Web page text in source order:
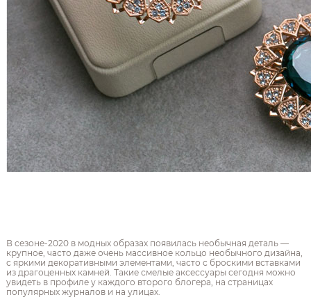
В сезоне-2020 в модных образах появилась необычная деталь —
крупное, часто даже очень массивное кольцо необычного дизайна,
с яркими декоративными элементами, часто с броскими вставками
из драгоценных камней. Такие смелые аксессуары сегодня можно
увидеть в профиле у каждого второго блогера, на страницах
популярных журналов и на улицах.